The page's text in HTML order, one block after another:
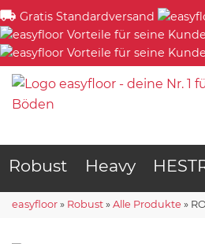
Gratis Standardversand
Robust Heavy
easyfloor » Robust » Alle Produkte »